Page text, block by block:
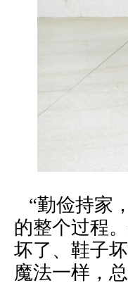
“勤俭持家
的整个过程
坏了、鞋子
魔法一样，